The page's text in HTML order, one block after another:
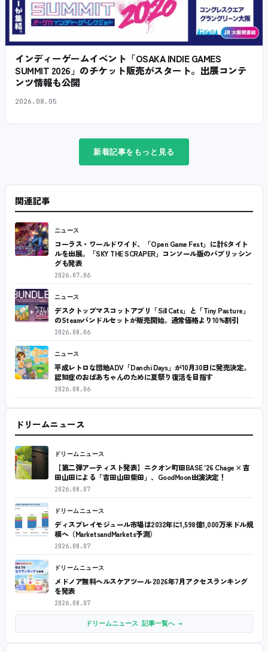
インディーゲームイベント「OSAKA INDIE GAMES
SUMMIT 2026」のチケット販売がスタート。出展コンテ
ンツ情報も公開
2026.08.05
新着記事をもっと見る
関連記事
ニュース
コーラス・ワールドワイド、「Open Game Fest」に計6タイト
ルを出展。「SKY THE SCRAPER」コンソール版のパブリッシン
グも発表
2026.07.06
ニュース
デスクトップマスコットアプリ「Sill Cats」と「Tiny Pasture」
のSteamバンドルセットが販売開始。通常価格より10%割引
2026.08.06
ニュース
平成レトロな団地ADV「Danchi Days」が10月30日に発売決定。
認知症のおばあちゃんのために夏祭り復活を目指す
2026.08.06
ドリームニュース
ドリームニュース
【第二弾アーティスト発表】ニクオン町田BASE ’26 Chage × 吉
田山田による「吉田山田柴田」、GoodMoon出演決定！
2026.08.07
ドリームニュース
ディスプレイモジュール市場は2032年に1,598億1,000万米ドル規
模へ（MarketsandMarkets予測）
2026.08.07
ドリームニュース
メドノア無料ヘルスケアツール 2026年7月アクセスランキング
を発表
2026.08.07
ドリームニュース 記事一覧へ →